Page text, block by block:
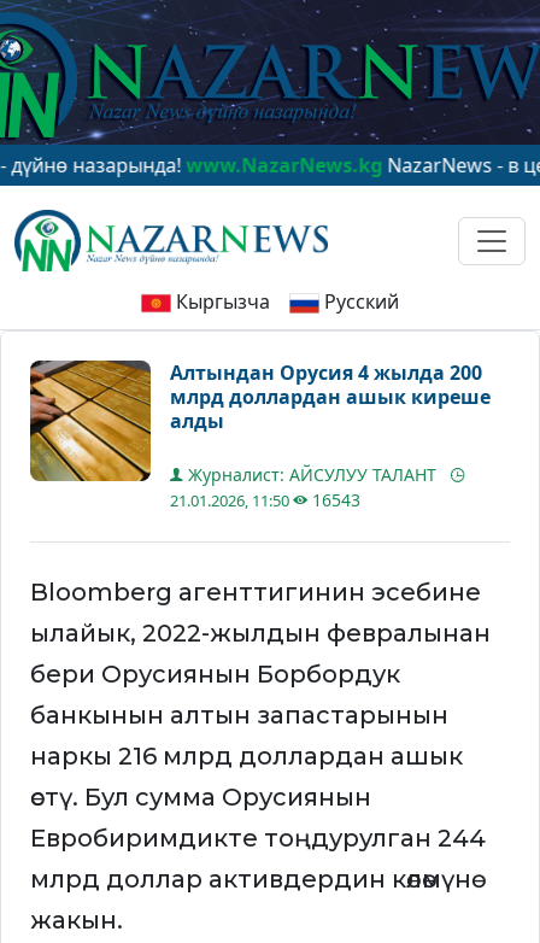
www.NazarNews.kgNazarNews - в центре
Кыргызча Русский
Алтындан Орусия 4 жылда 200
млрд доллардан ашык киреше
алды
Журналист: АЙСУЛУУ ТАЛАНТ
21.01.2026, 11:50 16543
Bloomberg агенттигинин эсебине
ылайык, 2022-жылдын февралынан
бери Орусиянын Борбордук
банкынын алтын запастарынын
наркы 216 млрд доллардан ашык
өстү. Бул сумма Орусиянын
Евробиримдикте тоңдурулган 244
млрд доллар активдердин көлөмүнө
жакын.